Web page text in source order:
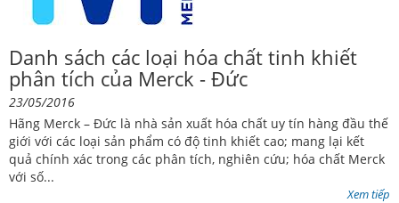
Danh sách các loại hóa chất tinh khiết
phân tích của Merck - Đức
23/05/2016
Hãng Merck – Đức là nhà sản xuất hóa chất uy tín hàng đầu thế
giới với các loại sản phẩm có độ tinh khiết cao; mang lại kết
quả chính xác trong các phân tích, nghiên cứu; hóa chất Merck
với số...
Xem tiếp